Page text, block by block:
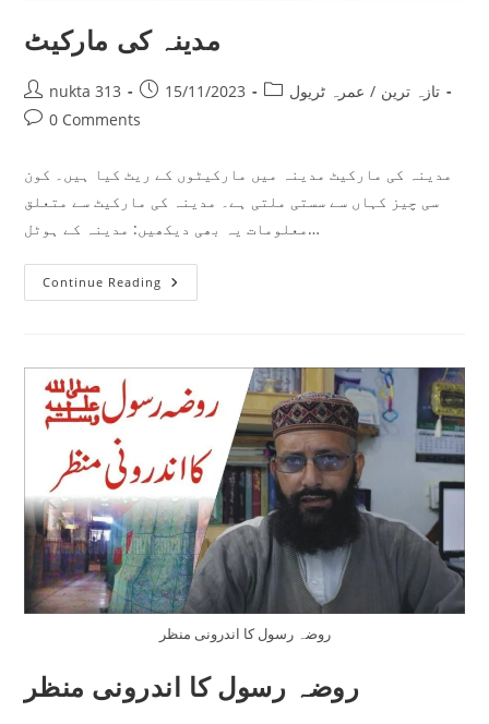
مدینہ کی مارکیٹ
Post
author:
nukta 313
Post
published:
15/11/2023
Post
تازہ ترین / عمرہ ٹریول
Post0 Comments
مدینہ کی مارکیٹ مدینہ میں مارکیٹوں کے ریٹ کیا ہیں۔ کون
سی چیز کہاں سے سستی ملتی ہے۔ مدینہ کی مارکیٹ سے متعلق
معلومات یہ بھی دیکھیں: مدینہ کے ہوٹل…
Continue Reading مدینہ
کی
روضہ رسول کا اندرونی منظر
روضہ رسول کا اندرونی منظر